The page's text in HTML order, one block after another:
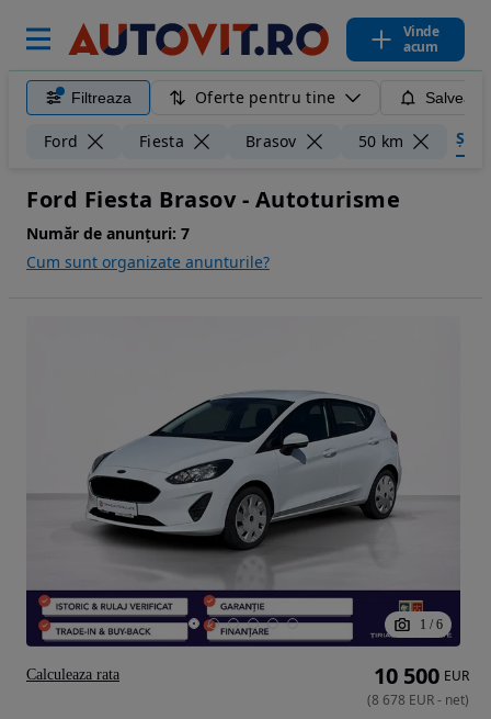
Vinde
acum
Filtreaza Oferte pentru tine
Ford Fiesta Brasov 50 km
Ford Fiesta Brasov - Autoturisme
Număr de anunțuri: 7
Cum sunt organizate anunturile?
1 / 6
10 500 EUR
(8 678 EUR- net)
Calculeaza rata